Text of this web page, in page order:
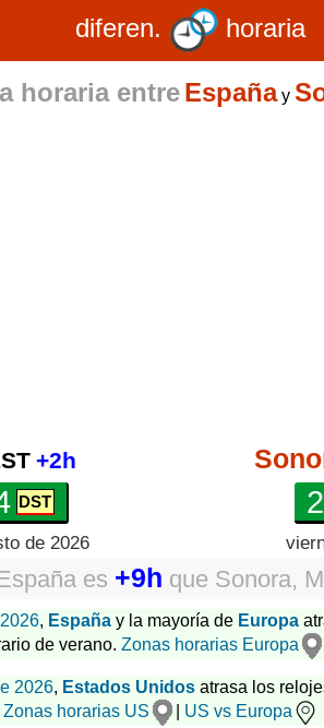
diferen. horaria
horaria entre Españay
+2h
de 2026
es +9h que Sonora,
, España y la mayoría de Europa
de verano. Zonas horarias Europa
2026, Estados Unidos atrasa los
Zonas horarias US US vs Europa